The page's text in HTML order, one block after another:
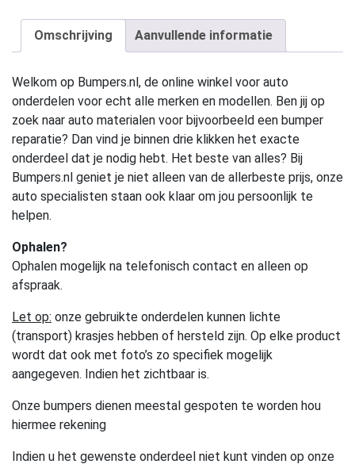
Omschrijving Aanvullende informatie
Welkom op Bumpers.nl, de online winkel voor auto
onderdelen voor echt alle merken en modellen. Ben jij op
zoek naar auto materialen voor bijvoorbeeld een bumper
reparatie? Dan vind je binnen drie klikken het exacte
onderdeel dat je nodig hebt. Het beste van alles? Bij
Bumpers.nl geniet je niet alleen van de allerbeste prijs, onze
auto specialisten staan ook klaar om jou persoonlijk te
helpen.
Ophalen?
Ophalen mogelijk na telefonisch contact en alleen op
afspraak.
Let op: onze gebruikte onderdelen kunnen lichte
(transport) krasjes hebben of hersteld zijn. Op elke product
wordt dat ook met foto’s zo specifiek mogelijk
aangegeven. Indien het zichtbaar is.
Onze bumpers dienen meestal gespoten te worden hou
hiermee rekening
Indien u het gewenste onderdeel niet kunt vinden op onze